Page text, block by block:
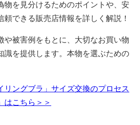
物を見分けるためのポイントや、安
頼できる販売店情報を詳しく解説！
や被害例をもとに、大切なお買い物
識を提供します。本物を選ぶための
リングブラ」サイズ交換のプロセス
はこちら＞＞